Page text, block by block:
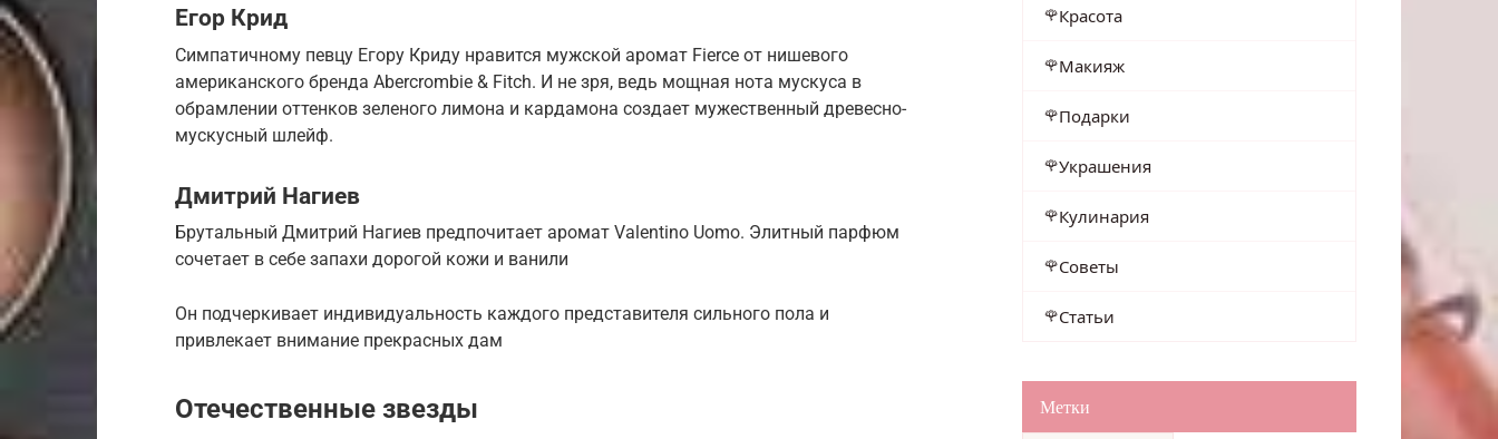
Егор Крид
Симпатичному певцу Егору Криду нравится мужской аромат Fierce от нишевого
американского бренда Abercrombie & Fitch. И не зря, ведь мощная нота мускуса в
обрамлении оттенков зеленого лимона и кардамона создает мужественный древесно-
мускусный шлейф.
Дмитрий Нагиев
Брутальный Дмитрий Нагиев предпочитает аромат Valentino Uomo. Элитный парфюм
сочетает в себе запахи дорогой кожи и ванили
Он подчеркивает индивидуальность каждого представителя сильного пола и
привлекает внимание прекрасных дам
Отечественные звезды
Красота
Макияж
Подарки
Украшения
Кулинария
Советы
Статьи
Метки